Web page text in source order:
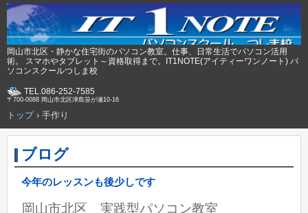
岡山市北区・静かな住宅街のパソコン教室。仕事、日常生活でパソコン活用
術。 スマホやタブレット～資格取得まで。IT1NOTE(アイティーワンノート) パ
ソコンスクールつしま校
TEL.086-252-7585
〒700-0088 岡山市北区津島笹が瀬10-16
トップ› 手作り
ブログ
今年のレッスンも後少しです
岡山市北区 実践型パソコン教室